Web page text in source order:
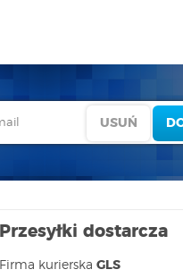
Przesyłki dostarcza
Firma kurierska GLS